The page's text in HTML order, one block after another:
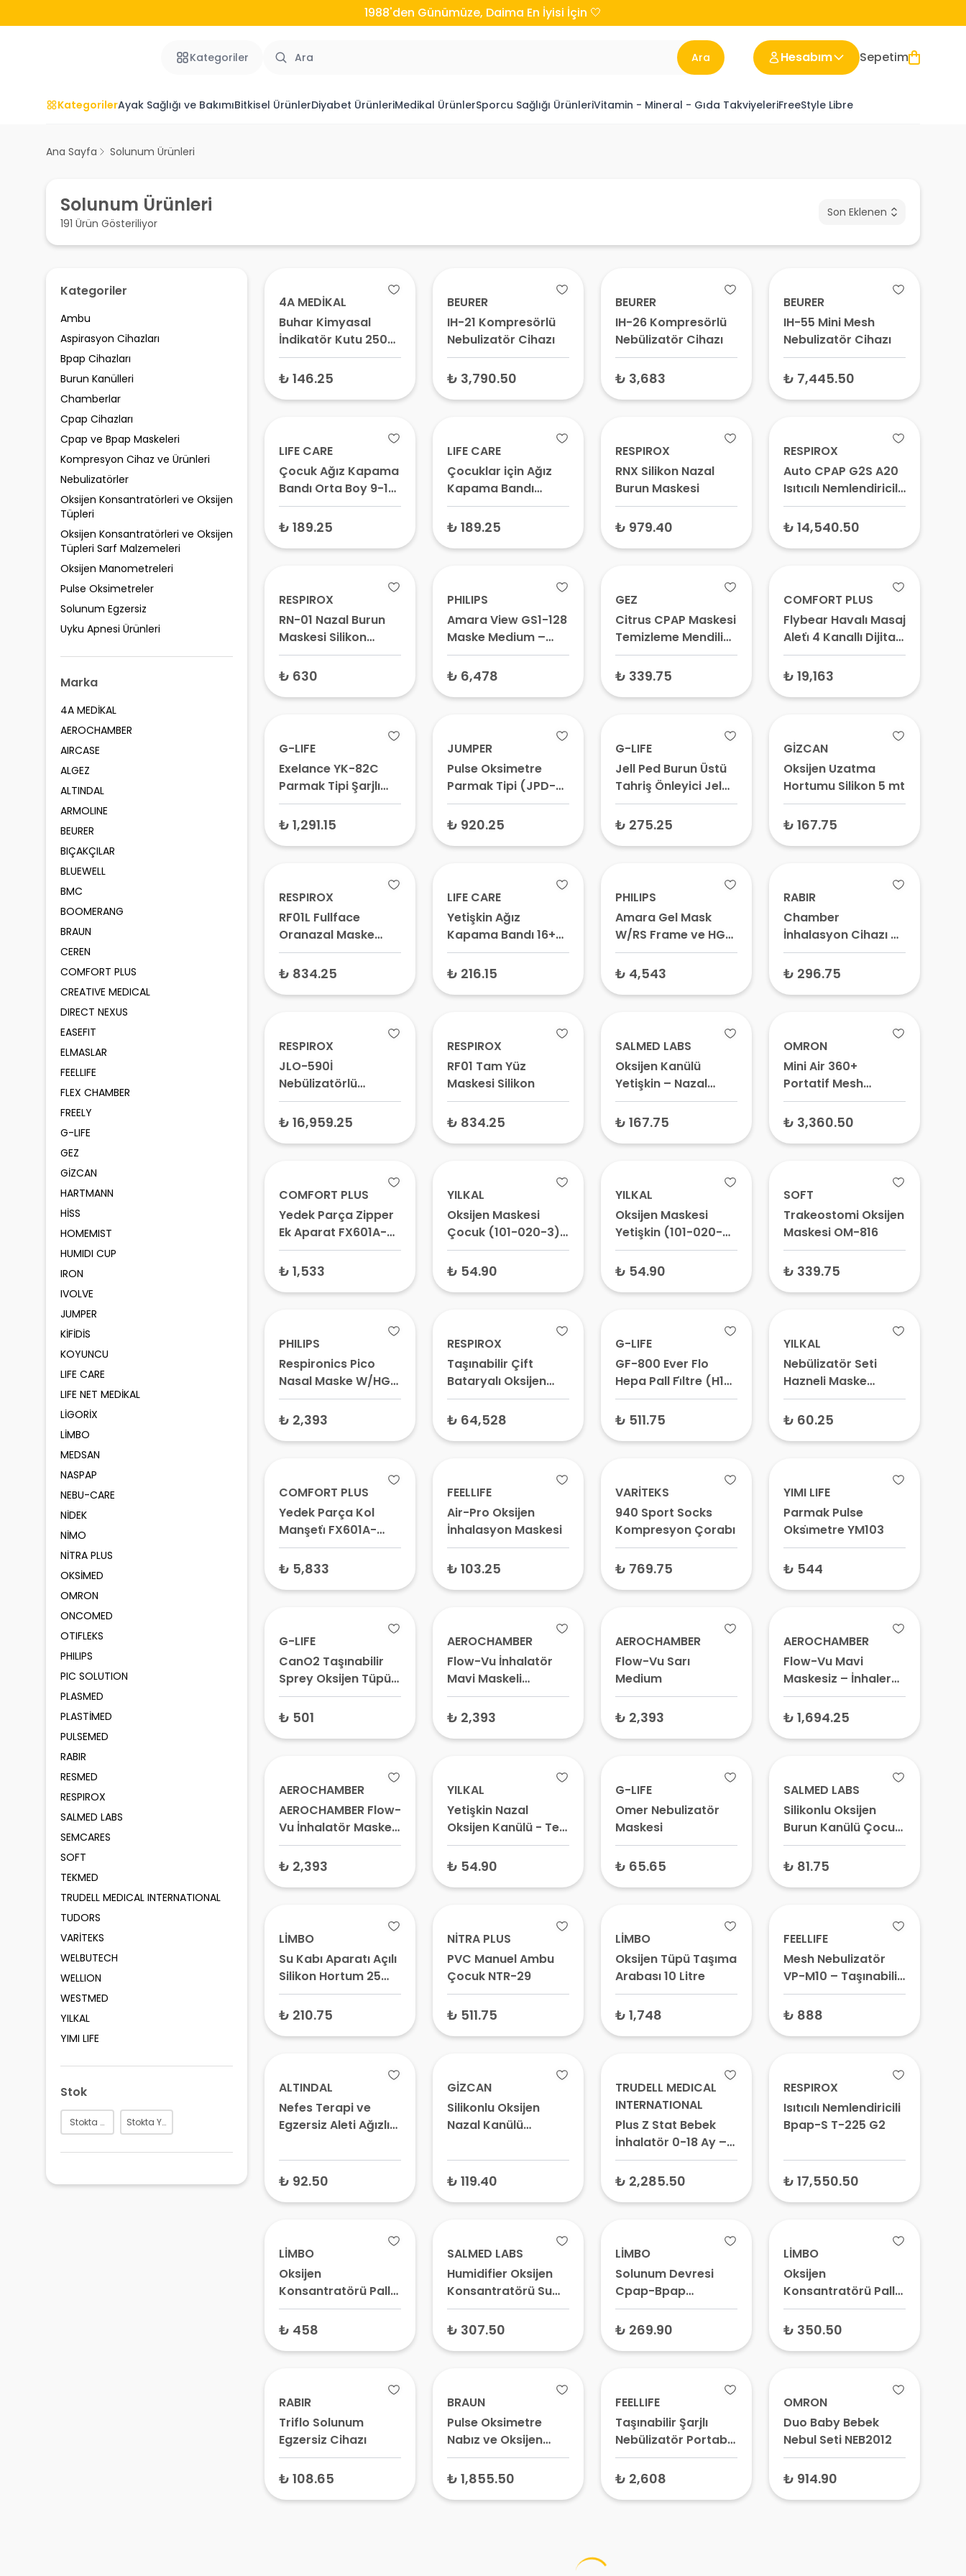
1988'den Günümüze, Daima En İyisi İçin 🤍
Kategoriler Ara Hesabım Sepetim
KategorilerAyak Sağlığı ve BakımıBitkisel ÜrünlerDiyabet ÜrünleriMedikal ÜrünlerSporcu Sağlığı ÜrünleriVitamin - Mineral - Gıda TakviyeleriFreeStyle Libre
Ana Sayfa Solunum Ürünleri
Solunum Ürünleri
191 Ürün Gösteriliyor
Son Eklenen
Kategoriler
Ambu
Aspirasyon Cihazları
Bpap Cihazları
Burun Kanülleri
Chamberlar
Cpap Cihazları
Cpap ve Bpap Maskeleri
Kompresyon Cihaz ve Ürünleri
Nebulizatörler
Oksijen Konsantratörleri ve Oksijen
Tüpleri
Oksijen Konsantratörleri ve Oksijen
Tüpleri Sarf Malzemeleri
Oksijen Manometreleri
Pulse Oksimetreler
Solunum Egzersiz
Uyku Apnesi Ürünleri
Marka
4A MEDİKAL
AEROCHAMBER
AIRCASE
ALGEZ
ALTINDAL
ARMOLINE
BEURER
BIÇAKÇILAR
BLUEWELL
BMC
BOOMERANG
BRAUN
CEREN
COMFORT PLUS
CREATIVE MEDICAL
DIRECT NEXUS
EASEFIT
ELMASLAR
FEELLIFE
FLEX CHAMBER
FREELY
G-LIFE
GEZ
GİZCAN
HARTMANN
HİSS
HOMEMIST
HUMIDI CUP
IRON
IVOLVE
JUMPER
KİFİDİS
KOYUNCU
LIFE CARE
LIFE NET MEDİKAL
LİGORİX
LİMBO
MEDSAN
NASPAP
NEBU-CARE
NİDEK
NİMO
NİTRA PLUS
OKSİMED
OMRON
ONCOMED
OTIFLEKS
PHILIPS
PIC SOLUTION
PLASMED
PLASTİMED
PULSEMED
RABIR
RESMED
RESPIROX
SALMED LABS
SEMCARES
SOFT
TEKMED
TRUDELL MEDICAL INTERNATIONAL
TUDORS
VARİTEKS
WELBUTECH
WELLION
WESTMED
YILKAL
YIMI LIFE
Stok
Stokta Var Stokta Yok
4A MEDİKAL
Buhar Kimyasal
İndikatör Kutu 250
Adet (4A
GEISTER/TYPE 6)
₺ 146.25
BEURER
IH-21 Kompresörlü
Nebulizatör Cihazı
₺ 3,790.50
BEURER
IH-26 Kompresörlü
Nebülizatör Cihazı
₺ 3,683
BEURER
IH-55 Mini Mesh
Nebulizatör Cihazı
₺ 7,445.50
LIFE CARE
Çocuk Ağız Kapama
Bandı Orta Boy 9-15
Yaş 10 Adet
₺ 189.25
LIFE CARE
Çocuklar için Ağız
Kapama Bandı
Küçük Boy 4+ Yaş 10
Adet
₺ 189.25
RESPIROX
RNX Silikon Nazal
Burun Maskesi
₺ 979.40
RESPIROX
Auto CPAP G2S A20
Isıtıcılı Nemlendiricili
– Otomatik CPAP
Cihazı
₺ 14,540.50
RESPIROX
RN-01 Nazal Burun
Maskesi Silikon
Large – CPAP
Maskesi, Uyku
₺ 630
PHILIPS
Amara View GS1-128
Maske Medium –
CPAP Maskesi, Uyku
Apnesi Maskesi, Tam
₺ 6,478
GEZ
Citrus CPAP Maskesi
Temizleme Mendili
62 Adet – CPAP
Temizleme Mendili,
₺ 339.75
COMFORT PLUS
Flybear Havalı Masaj
Aleti̇ 4 Kanallı Dijital
Ekran FX-601D
₺ 19,163
G-LIFE
Exelance YK-82C
Parmak Tipi Şarjlı
Pulse Oksimetre
₺ 1,291.15
JUMPER
Pulse Oksimetre
Parmak Tipi (JPD-
510E)
₺ 920.25
G-LIFE
Jell Ped Burun Üstü
Tahriş Önleyici Jel
Tekli
₺ 275.25
GİZCAN
Oksijen Uzatma
Hortumu Silikon 5 mt
₺ 167.75
RESPIROX
RF01L Fullface
Oranazal Maske
Large – Ağız Burun
CPAP Maskesi, Uyku
₺ 834.25
LIFE CARE
Yetişkin Ağız
Kapama Bandı 16+
Yaş 10 Adet
₺ 216.15
PHILIPS
Amara Gel Mask
W/RS Frame ve HGR
INT
₺ 4,543
RABIR
Chamber
İnhalasyon Cihazı –
Aerochamber,
Solunum Haznesi,
₺ 296.75
RESPIROX
JLO-590İ
Nebülizatörlü
Oksijen
Konsantratörü 5lt
₺ 16,959.25
RESPIROX
RF01 Tam Yüz
Maskesi Silikon
₺ 834.25
SALMED LABS
Oksijen Kanülü
Yetişkin – Nazal
Kanül, Burun Oksijen
Hortumu
₺ 167.75
OMRON
Mini Air 360+
Portatif Mesh
Nebülizatör
(MINIAIR360P-E)
₺ 3,360.50
COMFORT PLUS
Yedek Parça Zipper
Ek Aparat FX601A-
FX601D
₺ 1,533
YILKAL
Oksijen Maskesi
Çocuk (101-020-3)
– Pediatrik Solunum
Maskesi, Çocuk
₺ 54.90
YILKAL
Oksijen Maskesi
Yetişkin (101-020-4)
– Basit Solunum
Maskesi, Haznesiz
₺ 54.90
SOFT
Trakeostomi Oksijen
Maskesi OM-816
₺ 339.75
PHILIPS
Respironics Pico
Nasal Maske W/HGR
INT – CPAP Burun
Maskesi, Uyku
₺ 2,393
RESPIROX
Taşınabilir Çift
Bataryalı Oksijen
Makinesi - JLO-190i
₺ 64,528
G-LIFE
GF-800 Ever Flo
Hepa Pall Fi̇ltre (H12-
H13)
₺ 511.75
YILKAL
Nebülizatör Seti
Hazneli Maske
(Yetişkin/Pediatrik/
Çocuk) - Buhar
₺ 60.25
COMFORT PLUS
Yedek Parça Kol
Manşeti̇ FX601A-
FX601D
₺ 5,833
FEELLIFE
Air-Pro Oksijen
İnhalasyon Maskesi
₺ 103.25
VARİTEKS
940 Sport Socks
Kompresyon Çorabı
₺ 769.75
YIMI LIFE
Parmak Pulse
Oksi̇metre YM103
₺ 544
G-LIFE
CanO2 Taşınabilir
Sprey Oksijen Tüpü
140 gr
₺ 501
AEROCHAMBER
Flow-Vu İnhalatör
Mavi Maskeli
Yetişkin – Spacer
Cihazı, Astım İlaç
₺ 2,393
AEROCHAMBER
Flow-Vu Sarı
Medium
₺ 2,393
AEROCHAMBER
Flow-Vu Mavi
Maskesiz – İnhaler
Spacer, Astım
Aparatı, Solunum
₺ 1,694.25
AEROCHAMBER
AEROCHAMBER Flow-
Vu İnhalatör Maskeli
5-15 Yaş – Çocuk
Astım Haznesi,
₺ 2,393
YILKAL
Yetişkin Nazal
Oksijen Kanülü - Tek
Kullanımlık Tıbbi
Burun Oksijen
₺ 54.90
G-LIFE
Omer Nebulizatör
Maskesi
₺ 65.65
SALMED LABS
Silikonlu Oksijen
Burun Kanülü Çocuk
2 Mt – Pediatrik
Nazal Kanül,
₺ 81.75
LİMBO
Su Kabı Aparatı Açılı
Silikon Hortum 25
cm
₺ 210.75
NİTRA PLUS
PVC Manuel Ambu
Çocuk NTR-29
₺ 511.75
LİMBO
Oksijen Tüpü Taşıma
Arabası 10 Litre
₺ 1,748
FEELLIFE
Mesh Nebulizatör
VP-M10 – Taşınabilir,
Sessiz Buhar
Makinesi, Pilli
₺ 888
ALTINDAL
Nefes Terapi ve
Egzersiz Aleti Ağızlık
₺ 92.50
GİZCAN
Silikonlu Oksijen
Nazal Kanülü
Bebek Burun
Hortumu, Nazal
₺ 119.40
TRUDELL MEDICAL
INTERNATIONAL
Plus Z Stat Bebek
İnhalatör 0-18 Ay –
Bebek Spacer, Astım
Haznesi
₺ 2,285.50
RESPIROX
Isıtıcılı Nemlendiricili
Bpap-S T-225 G2
₺ 17,550.50
LİMBO
Oksijen
Konsantratörü Pall
Filtre Oxycare GF-
1000
₺ 458
SALMED LABS
Humidifier Oksijen
Konsantratörü Su
Kabı Quality HB-
72270 200 cc
₺ 307.50
LİMBO
Solunum Devresi
Cpap-Bpap
Hortumu 180 cm
₺ 269.90
LİMBO
Oksijen
Konsantratörü Pall
Hepa Filtre GF-700
₺ 350.50
RABIR
Triflo Solunum
Egzersiz Cihazı
₺ 108.65
BRAUN
Pulse Oksimetre
Nabız ve Oksijen
Ölçer YK-81CEU
₺ 1,855.50
FEELLIFE
Taşınabilir Şarjlı
Nebülizatör Portable
Mesh Nebulizer Air
Pro 3
₺ 2,608
OMRON
Duo Baby Bebek
Nebul Seti NEB2012
₺ 914.90